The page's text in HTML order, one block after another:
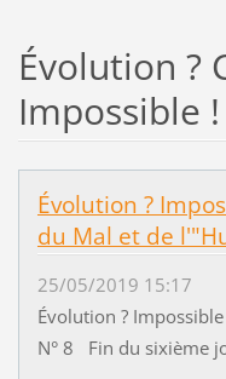
Évolution ?
Impossible
Évolution ?
du Mal et de
25/05/2019 15:17
Évolution ?
N° 8 Fin du sixième